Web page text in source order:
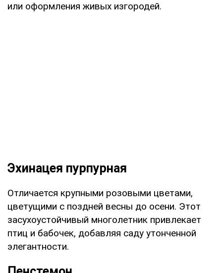
или оформления живых изгородей.
Эхинацея пурпурная
Отличается крупными розовыми цветами,
цветущими с поздней весны до осени. Этот
засухоустойчивый многолетник привлекает
птиц и бабочек, добавляя саду утонченной
элегантности.